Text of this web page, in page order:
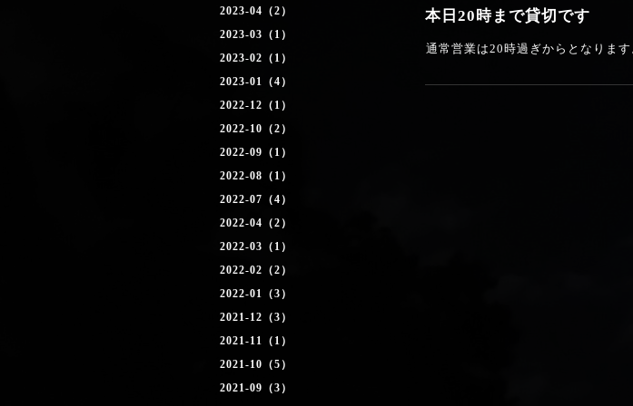
2023-04（2）
2023-03（1）
2023-02（1）
2023-01（4）
2022-12（1）
2022-10（2）
2022-09（1）
2022-08（1）
2022-07（4）
2022-04（2）
2022-03（1）
2022-02（2）
2022-01（3）
2021-12（3）
2021-11（1）
2021-10（5）
2021-09（3）
本日20時まで貸切です
通常営業は20時過ぎからとなります